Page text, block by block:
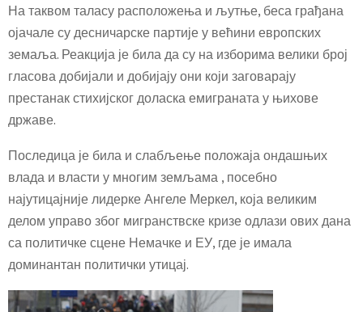
На таквом таласу расположења и љутње, беса грађана
ојачале су десничарске партије у већини европских
земаља. Реакција је била да су на изборима велики број
гласова добијали и добијају они који заговарају
престанак стихијског доласка емиграната у њихове
државе.
Последица је била и слабљење положаја ондашњих
влада и власти у многим земљама , посебно
најутицајније лидерке Ангеле Меркел, која великим
делом управо због мигранствске кризе одлази ових дана
са политичке сцене Немачке и ЕУ, где је имала
доминантан политички утицај.